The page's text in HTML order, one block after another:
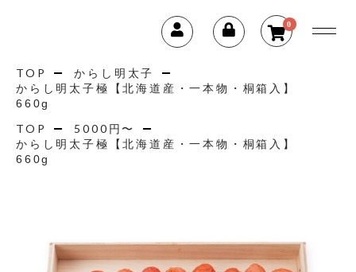
0
TOP からし明太子
からし明太子極【北海道産・一本物・桐箱入】
660g
TOP 5000円〜
からし明太子極【北海道産・一本物・桐箱入】
660g